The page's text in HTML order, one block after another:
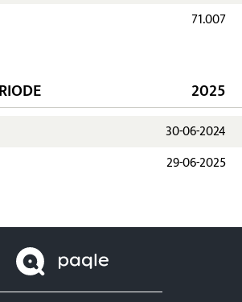
71.007
2025
30-06-2024
29-06-2025